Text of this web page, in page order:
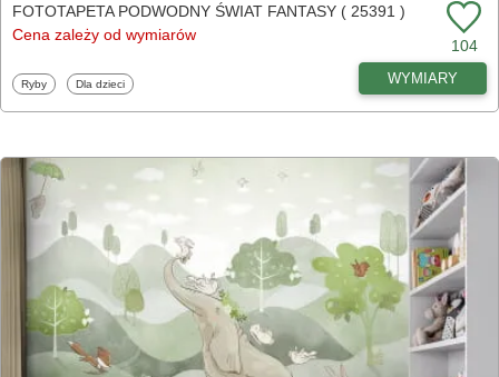
FOTOTAPETA PODWODNY ŚWIAT FANTASY ( 25391 )
Cena zależy od wymiarów
104
Fototapety
Ryby Fototapety
Dla dzieci WYMIARY